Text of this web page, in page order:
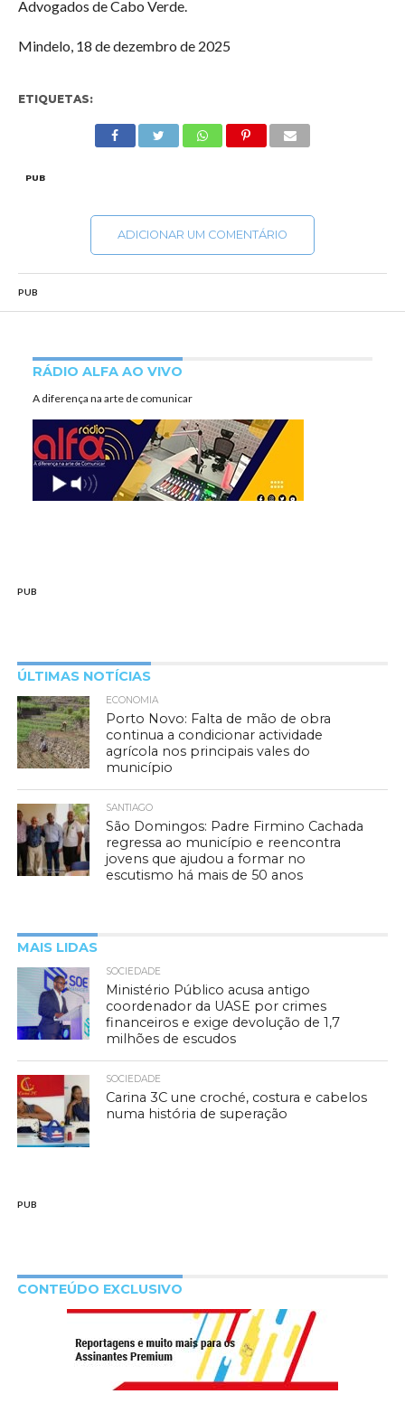
Advogados de Cabo Verde.
Mindelo, 18 de dezembro de 2025
ETIQUETAS:
PUB
ADICIONAR UM COMENTÁRIO
PUB
RÁDIO ALFA AO VIVO
A diferença na arte de comunicar
PUB
ÚLTIMAS NOTÍCIAS
ECONOMIA
Porto Novo: Falta de mão de obra
continua a condicionar actividade
agrícola nos principais vales do
município
SANTIAGO
São Domingos: Padre Firmino Cachada
regressa ao município e reencontra
jovens que ajudou a formar no
escutismo há mais de 50 anos
MAIS LIDAS
SOCIEDADE
Ministério Público acusa antigo
coordenador da UASE por crimes
financeiros e exige devolução de 1,7
milhões de escudos
SOCIEDADE
Carina 3C une croché, costura e cabelos
numa história de superação
PUB
CONTEÚDO EXCLUSIVO